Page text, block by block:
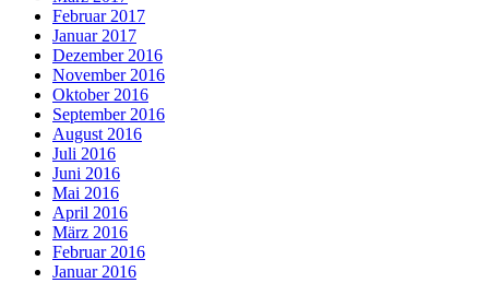
Februar 2017
Januar 2017
Dezember 2016
November 2016
Oktober 2016
September 2016
August 2016
Juli 2016
Juni 2016
Mai 2016
April 2016
März 2016
Februar 2016
Januar 2016